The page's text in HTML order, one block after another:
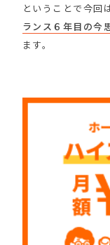
ということで今回
ランス６年目の今
ます。